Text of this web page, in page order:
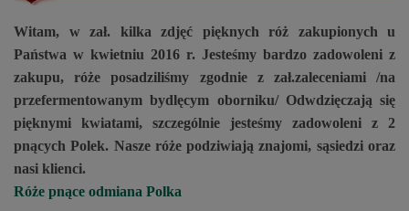
Witam, w zał. kilka zdjęć pięknych róż zakupionych u
Państwa w kwietniu 2016 r. Jesteśmy bardzo zadowoleni z
zakupu, róże posadziliśmy zgodnie z zał.zaleceniami /na
przefermentowanym bydlęcym oborniku/ Odwdzięczają się
pięknymi kwiatami, szczególnie jesteśmy zadowoleni z 2
pnących Polek. Nasze róże podziwiają znajomi, sąsiedzi oraz
nasi klienci.
Róże pnące odmiana Polka